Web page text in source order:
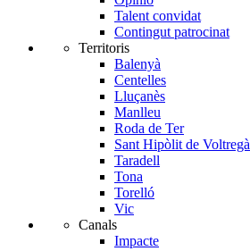
Talent convidat
Contingut patrocinat
Territoris
Balenyà
Centelles
Lluçanès
Manlleu
Roda de Ter
Sant Hipòlit de Voltregà
Taradell
Tona
Torelló
Vic
Canals
Impacte